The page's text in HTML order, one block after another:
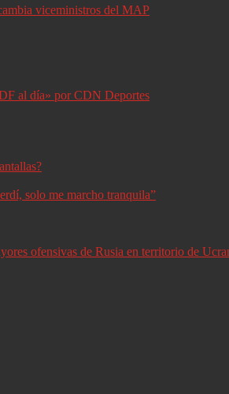
viceministros del MAP
al día» por CDN Deportes
solo me marcho tranquila”
ofensivas de Rusia en territorio de